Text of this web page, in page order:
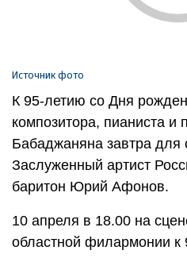
Источник фото
К 95-летию со Дня
композитора, пианиста и
Бабаджаняна завтра для
Заслуженный артист
баритон Юрий Афонов.
10 апреля в 18.00 на
областной филармонии